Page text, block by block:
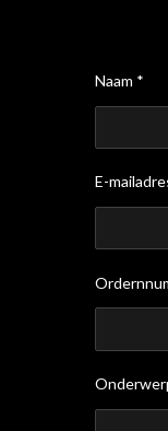
Naam *
E-